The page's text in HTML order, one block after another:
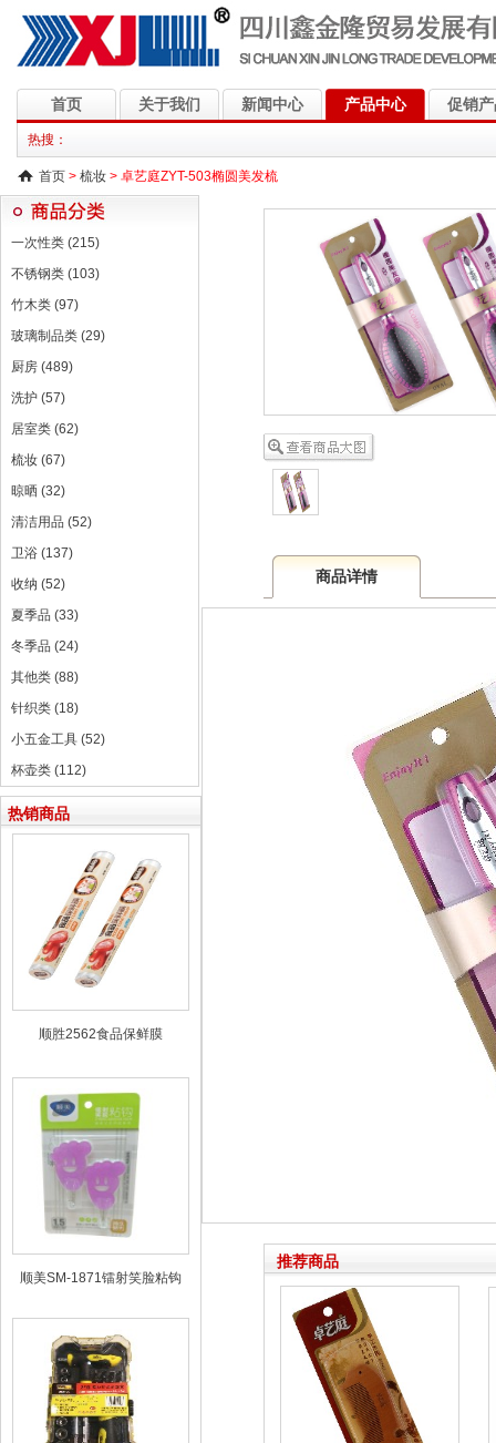
首页 关于我们 新闻中心 产品中心 促销
热搜：
首页 > 梳妆 > 卓艺庭ZYT-503椭圆美发梳
一次性类 (215)
不锈钢类 (103)
竹木类 (97)
玻璃制品类 (29)
厨房 (489)
洗护 (57)
居室类 (62)
梳妆 (67)
晾晒 (32)
清洁用品 (52)
卫浴 (137)
收纳 (52)
夏季品 (33)
冬季品 (24)
其他类 (88)
针织类 (18)
小五金工具 (52)
杯壶类 (112)
热销商品
顺胜2562食品保鲜膜
顺美SM-1871镭射笑脸粘钩
商品详情
推荐商品